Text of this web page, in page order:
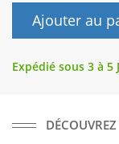
Ajouter au
Expédié sous 3 à 5